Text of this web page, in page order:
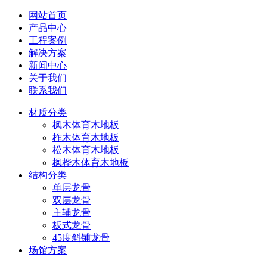
网站首页
产品中心
工程案例
解决方案
新闻中心
关于我们
联系我们
材质分类
枫木体育木地板
柞木体育木地板
松木体育木地板
枫桦木体育木地板
结构分类
单层龙骨
双层龙骨
主辅龙骨
板式龙骨
45度斜铺龙骨
场馆方案